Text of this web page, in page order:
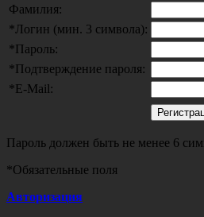
Фамилия:
*Логин (мин. 3 символа):
*Пароль:
*Подтверждение пароля:
*E-Mail:
Пароль должен быть не менее 6
*Обязательные поля
Авторизация